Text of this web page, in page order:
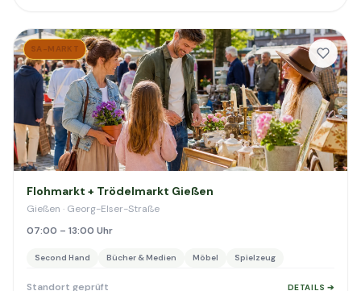
SA-MARKT
Flohmarkt + Trödelmarkt Gießen
Gießen · Georg-Elser-Straße
07:00 – 13:00 Uhr
Second Hand Bücher & Medien Möbel Spielzeug
Standort geprüft DETAILS ➔